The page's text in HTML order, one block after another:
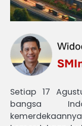
Setiap 17
bangsa